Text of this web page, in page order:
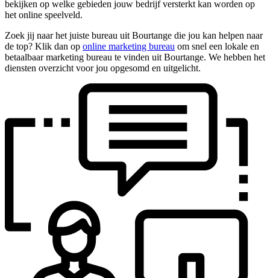
bekijken op welke gebieden jouw bedrijf versterkt kan worden op
het online speelveld.
Zoek jij naar het juiste bureau uit Bourtange die jou kan helpen naar
de top? Klik dan op online marketing bureau om snel een lokale en
betaalbaar marketing bureau te vinden uit Bourtange. We hebben het
diensten overzicht voor jou opgesomd en uitgelicht.